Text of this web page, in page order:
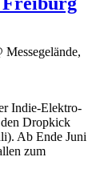
Messegelände,
Indie-Elektro-
Dropkick
Ab Ende Juni
zum